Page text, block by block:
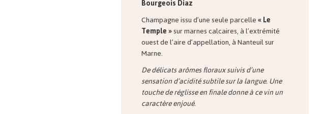
Bourgeois Diaz
Champagne issu d’une seule parcelle« Le
Temple »sur marnes calcaires, à l’extrémité
ouest de l’aire d’appellation, à Nanteuil sur
Marne.
De délicats arômes floraux suivis d’une
sensation d’acidité subtile sur la langue. Une
touche de réglisse en finale donne à ce vin un
caractère enjoué.